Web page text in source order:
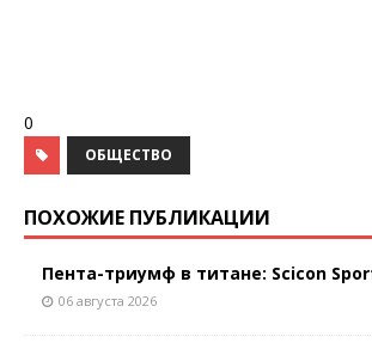
0
ОБЩЕСТВО
ПОХОЖИЕ ПУБЛИКАЦИИ
Пента-триумф в титане: Scicon
06 августа 2026